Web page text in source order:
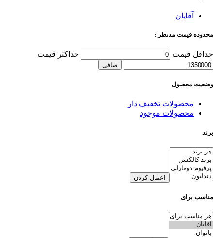
آقایان
محدوده قیمت مدنظر :
حداقل قیمت حداكثر قيمت
صافی
وضعیت محصول
محصولات تخفیف دار
محصولات موجود
برند
اعمال کردن
مناسب برای